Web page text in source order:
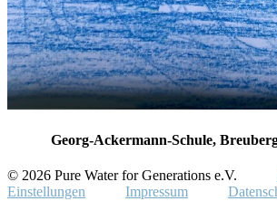
Georg-Ackermann-Schule,
© 2026 Pure Water for Generations e.V.
Einstellungen
Impressum